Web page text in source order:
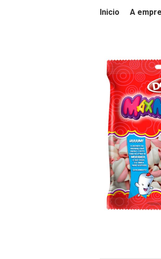
Inicio A